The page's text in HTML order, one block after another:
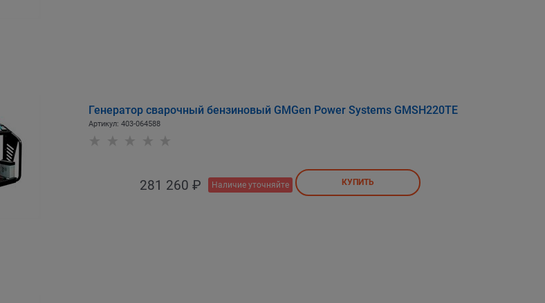
Генератор сварочный бензиновый GMGen Power Systems GMSH220ТЕ
Артикул: 403-064588
281 260 ₽ Наличие уточняйте КУПИТЬ